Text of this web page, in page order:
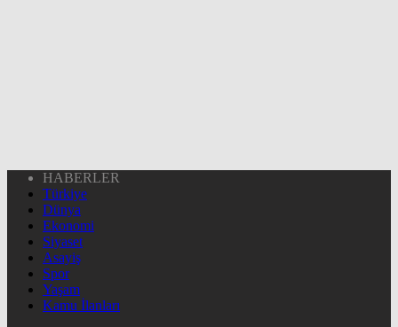
HABERLER
Türkiye
Dünya
Ekonomi
Siyaset
Asayiş
Spor
Yaşam
Kamu İlanları